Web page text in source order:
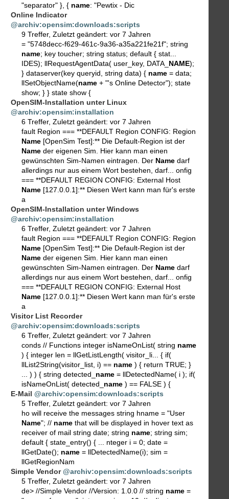
"separator" }, { name: "Pewtix - Dic
Online Indicator
@archiv:opensim:downloads:scripts
9 Treffer, Zuletzt geändert: vor 7 Jahren
= "5748decc-f629-461c-9a36-a35a221fe21f"; string
name; key toucher; string status; default { stat...
IDES); llRequestAgentData( user_key, DATA_ NAME);
} dataserver(key queryid, string data) { name = data;
llSetObjectName(name + "'s Online Detector"); state
show; } } state show {
OpenSIM-Installation unter Linux
@archiv:opensim:installation
6 Treffer, Zuletzt geändert: vor 7 Jahren
fault Region === **DEFAULT Region CONFIG: Region
Name [OpenSim Test]:** Die Default-Region ist der
Name der eigenen Sim. Hier kann man einen
gewünschten Sim-Namen eintragen. Der Name darf
allerdings nur aus einem Wort bestehen, darf... onfig
=== **DEFAULT REGION CONFIG: External Host
Name [127.0.0.1]:** Diesen Wert kann man für's erste
a
OpenSIM-Installation unter Windows
@archiv:opensim:installation
6 Treffer, Zuletzt geändert: vor 7 Jahren
fault Region === **DEFAULT Region CONFIG: Region
Name [OpenSim Test]:** Die Default-Region ist der
Name der eigenen Sim. Hier kann man einen
gewünschten Sim-Namen eintragen. Der Name darf
allerdings nur aus einem Wort bestehen, darf... onfig
=== **DEFAULT REGION CONFIG: External Host
Name [127.0.0.1]:** Diesen Wert kann man für's erste
a
Visitor List Recorder
@archiv:opensim:downloads:scripts
6 Treffer, Zuletzt geändert: vor 7 Jahren
conds // Functions integer isNameOnList( string name
) { integer len = llGetListLength( visitor_li... { if(
llList2String(visitor_list, i) == name ) { return TRUE; }
... ) ) { string detected_ name = llDetectedName( i ); if(
isNameOnList( detected_ name ) == FALSE ) {
E-Mail @archiv:opensim:downloads:scripts
5 Treffer, Zuletzt geändert: vor 7 Jahren
ho will receive the messages string hname = "User
Name"; // name that will be displayed in hover text as
receiver of mail string date; string name; string sim;
default { state_entry() { ... nteger i = 0; date =
llGetDate(); name = llDetectedName(i); sim =
llGetRegionNam
Simple Vendor @archiv:opensim:downloads:scripts
5 Treffer, Zuletzt geändert: vor 7 Jahren
de> //Simple Vendor //Version: 1.0.0 // string name =